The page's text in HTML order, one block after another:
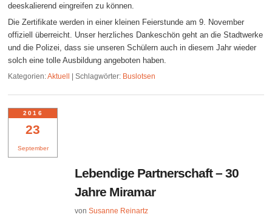
deeskalierend eingreifen zu können.
Die Zertifikate werden in einer kleinen Feierstunde am 9. November
offiziell überreicht. Unser herzliches Dankeschön geht an die Stadtwerke
und die Polizei, dass sie unseren Schülern auch in diesem Jahr wieder
solch eine tolle Ausbildung angeboten haben.
Kategorien:Aktuell |Schlagwörter: Buslotsen
23
September
2016
Lebendige Partnerschaft – 30
Jahre Miramar
vonSusanne Reinartz